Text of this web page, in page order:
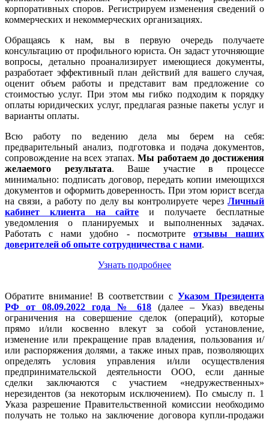
корпоративных споров. Регистрируем изменения сведений о
коммерческих и некоммерческих организациях.
Обращаясь к нам, вы в первую очередь получаете
консультацию от профильного юриста. Он задаст уточняющие
вопросы, детально проанализирует имеющиеся документы,
разработает эффективный план действий для вашего случая,
оценит объем работы и представит вам предложение со
стоимостью услуг. При этом мы гибко подходим к порядку
оплаты юридических услуг, предлагая разные пакеты услуг и
варианты оплаты.
Всю работу по ведению дела мы берем на себя:
предварительный анализ, подготовка и подача документов,
сопровождение на всех этапах. Мы работаем до достижения
желаемого результата. Ваше участие в процессе
минимально: подписать договор, передать копии имеющихся
документов и оформить доверенность. При этом юрист всегда
на связи, а работу по делу вы контролируете через Личный
кабинет клиента на сайте и получаете бесплатные
уведомления о планируемых и выполненных задачах.
Работать с нами удобно - посмотрите отзывы наших
доверителей об опыте сотрудничества с нами.
Узнать подробнее
Обратите внимание! В соответствии с Указом Президента
РФ от 08.09.2022 года № 618
(далее – Указ) введены
ограничения на совершение сделок (операций), которые
прямо и/или косвенно влекут за собой установление,
изменение или прекращение прав владения, пользования и/
или распоряжения долями, а также иных прав, позволяющих
определять условия управления и/или осуществления
предпринимательской деятельности ООО, если данные
сделки заключаются с участием «недружественных»
нерезидентов (за некоторым исключением). По смыслу п. 1
Указа разрешение Правительственной комиссии необходимо
получать не только на заключение договора купли-продажи